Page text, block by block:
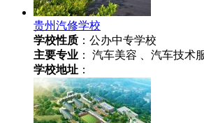
贵州汽修学校
学校性质 ：公办中专学校
主要专业 ： 汽车美容 、汽车技
学校地址 ：